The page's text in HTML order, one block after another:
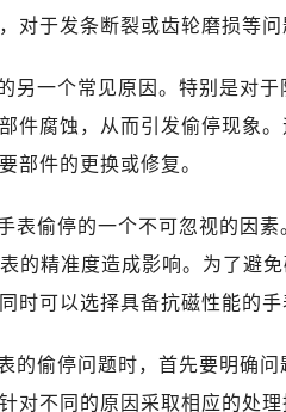
路139号万达金融中心A座907
路928号同德昆明广场写字楼
东路5号海口华润大厦B座17层
东道100号万达广场写字楼A
和浩特市玉泉区大学西街70号华
对于发条断裂或齿轮磨损等
另一个常见原因。特别是对
件腐蚀，从而引发偷停现象
部件的更换或修复。
表偷停的一个不可忽视的因
的精准度造成影响。为了避
时可以选择具备抗磁性能的
的偷停问题时，首先要明确
对不同的原因采取相应的处